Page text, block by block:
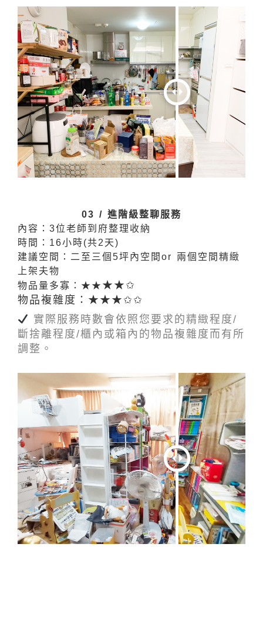
03 / 進階級整聊服務
內容：3位老師到府整理收納
時間：16小時(共2天)
建議空間：二至三個5坪內空間 or 兩個空間精緻
上架夫物
物品量多寡：★★ ★ ★ ✩
物品複雜度：★★ ★ ✩✩
實際服務時數會依照您要求的精緻程度/
斷捨離程度/櫃內或箱內的物品複雜度而有所
調整。